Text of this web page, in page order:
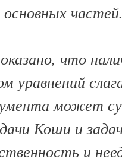
что
уравнений
может
Коши и
и